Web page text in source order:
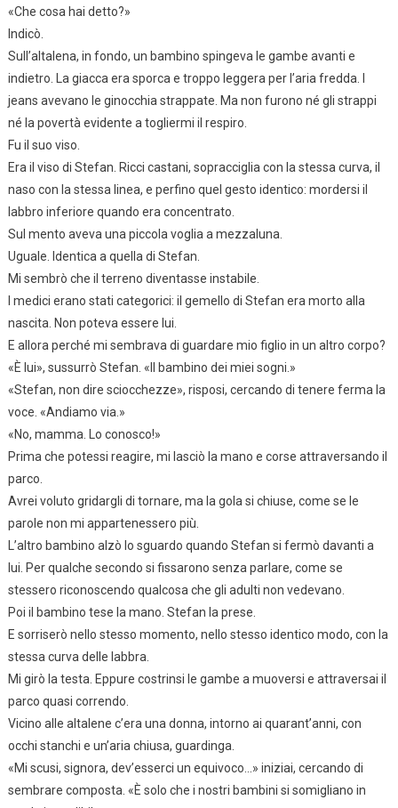
«Che cosa hai detto?»
Indicò.
Sull’altalena, in fondo, un bambino spingeva le gambe avanti e
indietro. La giacca era sporca e troppo leggera per l’aria fredda. I
jeans avevano le ginocchia strappate. Ma non furono né gli strappi
né la povertà evidente a togliermi il respiro.
Fu il suo viso.
Era il viso di Stefan. Ricci castani, sopracciglia con la stessa curva, il
naso con la stessa linea, e perfino quel gesto identico: mordersi il
labbro inferiore quando era concentrato.
Sul mento aveva una piccola voglia a mezzaluna.
Uguale. Identica a quella di Stefan.
Mi sembrò che il terreno diventasse instabile.
I medici erano stati categorici: il gemello di Stefan era morto alla
nascita. Non poteva essere lui.
E allora perché mi sembrava di guardare mio figlio in un altro corpo?
«È lui», sussurrò Stefan. «Il bambino dei miei sogni.»
«Stefan, non dire sciocchezze», risposi, cercando di tenere ferma la
voce. «Andiamo via.»
«No, mamma. Lo conosco!»
Prima che potessi reagire, mi lasciò la mano e corse attraversando il
parco.
Avrei voluto gridargli di tornare, ma la gola si chiuse, come se le
parole non mi appartenessero più.
L’altro bambino alzò lo sguardo quando Stefan si fermò davanti a
lui. Per qualche secondo si fissarono senza parlare, come se
stessero riconoscendo qualcosa che gli adulti non vedevano.
Poi il bambino tese la mano. Stefan la prese.
E sorriserò nello stesso momento, nello stesso identico modo, con la
stessa curva delle labbra.
Mi girò la testa. Eppure costrinsi le gambe a muoversi e attraversai il
parco quasi correndo.
Vicino alle altalene c’era una donna, intorno ai quarant’anni, con
occhi stanchi e un’aria chiusa, guardinga.
«Mi scusi, signora, dev’esserci un equivoco…» iniziai, cercando di
sembrare composta. «È solo che i nostri bambini si somigliano in